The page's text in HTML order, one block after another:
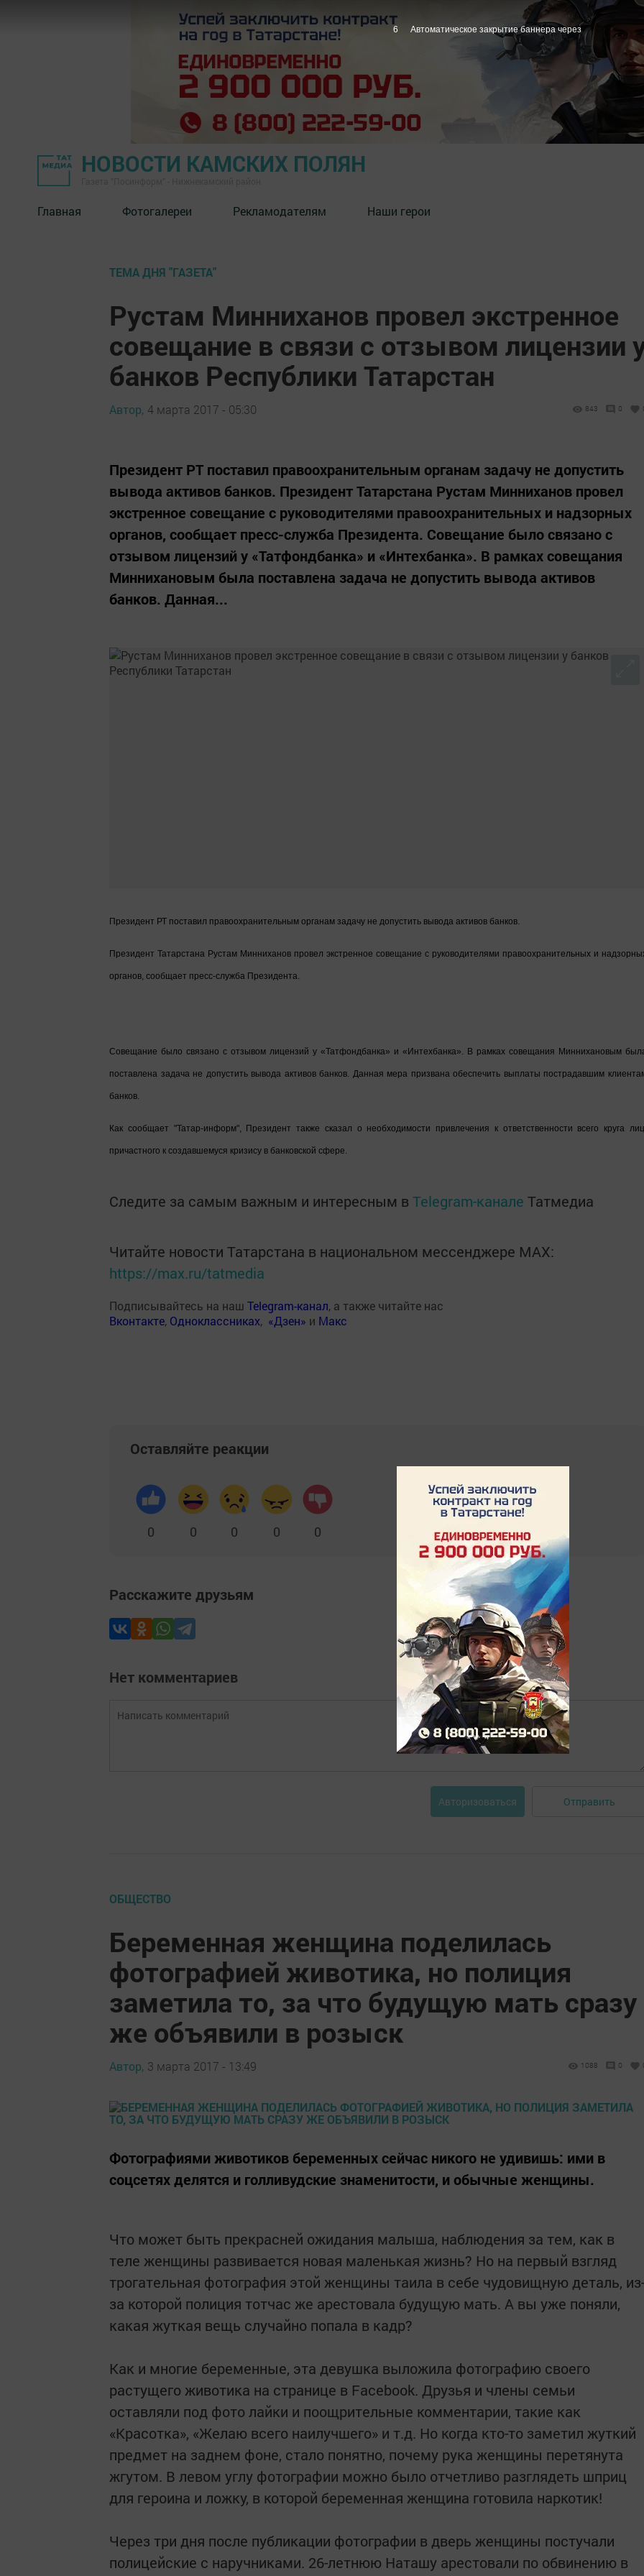
НОВОСТИ КАМСКИХ ПОЛЯН
Главная Фотогалереи Рекламодателям Наши герои
ТЕМА ДНЯ "ГАЗЕТА"
Рустам Минниханов провел экстренное
совещание в связи с отзывом лицензии
банков Республики Татарстан
Автор, 4 марта 2017 - 05:30 843 0
Президент РТ поставил правоохранительным органам задачу не допустить
вывода активов банков. Президент Татарстана Рустам Минниханов провел
экстренное совещание с руководителями правоохранительных и надзорных
органов, сообщает пресс-служба Президента. Совещание было связано с
отзывом лицензий у «Татфондбанка» и «Интехбанка». В рамках совещания
Миннихановым была поставлена задача не допустить вывода активов
банков. Данная...
Президент РТ поставил правоохранительным органам задачу не допустить вывода активов банков.
Президент Татарстана Рустам Минниханов провел экстренное совещание с руководителями правоохранительных и
органов, сообщает пресс-служба Президента.
Совещание было связано с отзывом лицензий у «Татфондбанка» и «Интехбанка». В рамках совещания Миннихановым
поставлена задача не допустить вывода активов банков. Данная мера призвана обеспечить выплаты пострадавшим
банков.
Как сообщает "Татар-информ", Президент также сказал о необходимости привлечения к ответственности всего круга
причастного к создавшемуся кризису в банковской сфере.
Следите за самым важным и интересным в Telegram-канале Татмедиа
Читайте новости Татарстана в национальном мессенджере MАХ:
https://max.ru/tatmedia
Подписывайтесь на наш Telegram-канал, а также читайте нас
Вконтакте, Одноклассниках, «Дзен» и Макс
Оставляйте реакции
0 0 0 0 0
Расскажите друзьям
Нет комментариев
Авторизоваться Отправить
ОБЩЕСТВО
Беременная женщина поделилась
фотографией животика, но полиция
заметила то, за что будущую мать сразу
же объявили в розыск
Автор, 3 марта 2017 - 13:49 1088 0
Фотографиями животиков беременных сейчас никого не удивишь: ими в
соцсетях делятся и голливудские знаменитости, и обычные женщины.
Что может быть прекрасней ожидания малыша, наблюдения за тем, как в
теле женщины развивается новая маленькая жизнь? Но на первый взгляд
трогательная фотография этой женщины таила в себе чудовищную деталь, из-
за которой полиция тотчас же арестовала будущую мать. А вы уже поняли,
какая жуткая вещь случайно попала в кадр?
Как и многие беременные, эта девушка выложила фотографию своего
растущего животика на странице в Facebook. Друзья и члены семьи
оставляли под фото лайки и поощрительные комментарии, такие как
«Красотка», «Желаю всего наилучшего» и т.д. Но когда кто-то заметил жуткий
предмет на заднем фоне, стало понятно, почему рука женщины перетянута
жгутом. В левом углу фотографии можно было отчетливо разглядеть шприц
для героина и ложку, в которой беременная женщина готовила наркотик!
Через три дня после публикации фотографии в дверь женщины постучали
полицейские с наручниками. 26-летнюю Наташу арестовали по обвинению в
5 Автоматическое закрытие баннера через